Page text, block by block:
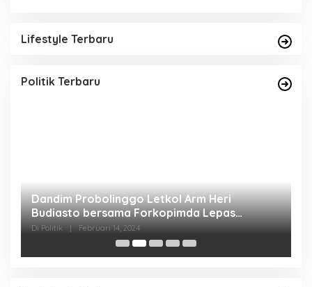
Lifestyle Terbaru
Politik Terbaru
Dandim Probolinggo Letkol Arm Heri
Budiasto bersama Forkopimda Lepas
Pendistribusian Logistik Pemilu
Di Politik Februari 14, 2024